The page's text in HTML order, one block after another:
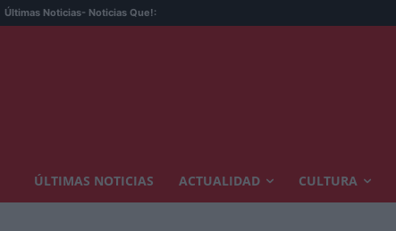
Últimas Noticias- Noticias Que!:
ÚLTIMAS NOTICIAS ACTUALIDAD CULTURA